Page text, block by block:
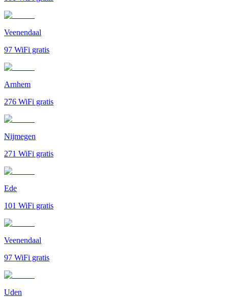
Veenendaal
97 WiFi gratis
Arnhem
276 WiFi gratis
Nijmegen
271 WiFi gratis
Ede
101 WiFi gratis
Veenendaal
97 WiFi gratis
Uden